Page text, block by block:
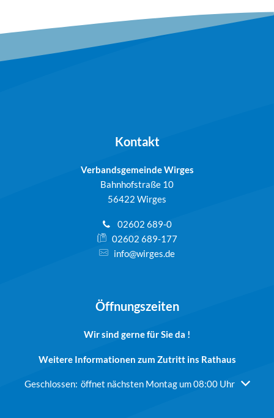
Kontakt
Verbandsgemeinde Wirges
Bahnhofstraße 10
56422 Wirges
02602 689-0
02602 689-177
info@wirges.de
Öffnungszeiten
Wir sind gerne für Sie da !
Weitere Informationen zum Zutritt ins Rathaus
Klicken, um weitere Öffnungs- oder Schließzeiten
Geschlossen: öffnet nächsten Montag um 08:00 Uhr